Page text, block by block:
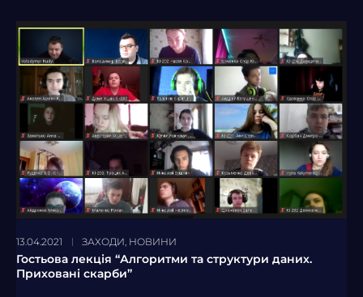
13.04.2021 ЗАХОДИ НОВИНИ
Гостьова лекція “Алгоритми та структури даних.
Приховані скарби”